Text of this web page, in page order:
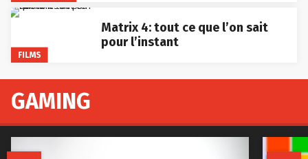
FILMS
Matrix 4: tout ce que l’on sait
pour l’instant
GAMING